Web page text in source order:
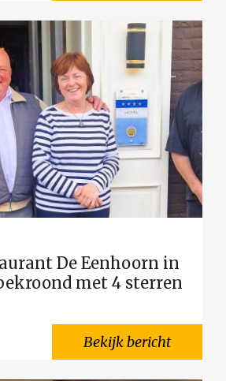
De Eenhoorn in
met 4 sterren
Bekijk bericht